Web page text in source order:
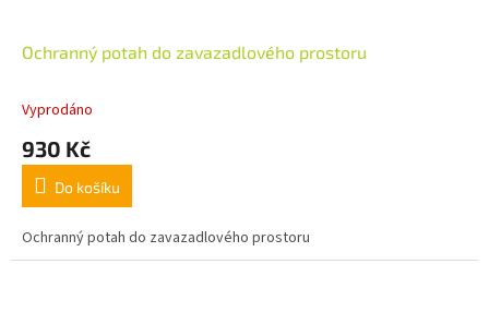
Ochranný potah do zavazadlového prostoru
Vyprodáno
930 Kč
Do košíku
Ochranný potah do zavazadlového prostoru